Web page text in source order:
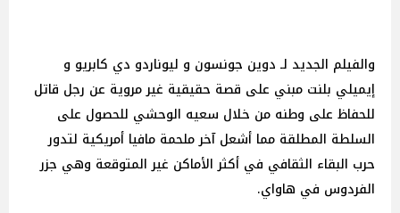
والفيلم الجديد لـ دوين جونسون و ليوناردو دي كابريو و
إيميلي بلنت مبني على قصة حقيقية غير مروية عن رجل قاتل
للحفاظ على وطنه من خلال سعيه الوحشي للحصول على
السلطة المطلقة مما أشعل آخر ملحمة مافيا أمريكية لتدور
حرب البقاء الثقافي في أكثر الأماكن غير المتوقعة وهي جزر
الفردوس في هاواي.